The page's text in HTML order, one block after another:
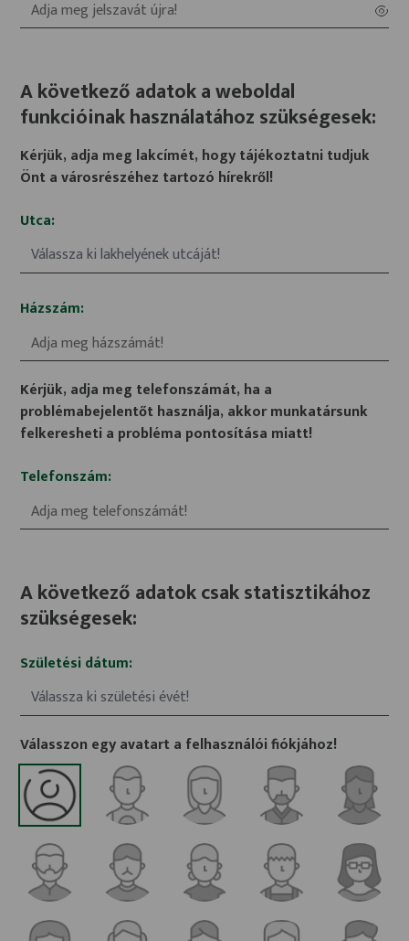
A következő adatok a weboldal
funkcióinak használatához szükségesek:
Kérjük, adja meg lakcímét, hogy tájékoztatni tudjuk
Önt a városrészéhez tartozó hírekről!
Utca:
Válassza ki lakhelyének utcáját!
Házszám:
Kérjük, adja meg telefonszámát, ha a
problémabejelentőt használja, akkor munkatársunk
felkeresheti a probléma pontosítása miatt!
Telefonszám:
A következő adatok csak statisztikához
szükségesek:
Születési dátum:
Válassza ki születési évét!
Válasszon egy avatart a felhasználói fiókjához!